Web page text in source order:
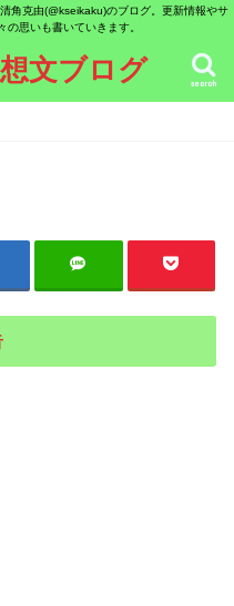
角克由(@kseikaku)のブログ。更新情報やサ
の思いも書いていきます。
文ブログ search